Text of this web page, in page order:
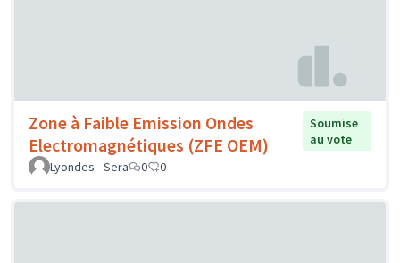
Zone à Faible Emission Ondes
Electromagnétiques (ZFE OEM)
Soumise
au vote
Lyondes - Sera
0 0